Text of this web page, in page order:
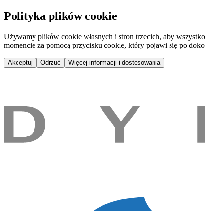
Nový Smíchov | Dynamix Media
Polityka plików cookie
Używamy plików cookie własnych i stron trzecich, aby
momencie za pomocą przycisku cookie, który pojawi się po
Akceptuj Odrzuć Więcej informacji i dostosowania